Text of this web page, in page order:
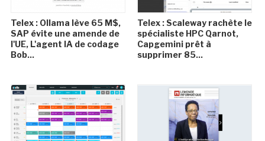
Telex : Ollama lève 65 M$,
SAP évite une amende de
l'UE, L'agent IA de codage
Bob...
Telex : Scaleway rachète le
spécialiste HPC Qarnot,
Capgemini prêt à
supprimer 85...